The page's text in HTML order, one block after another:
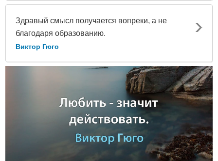
Здравый смысл получается вопреки, а не
благодаря образованию.
Виктор Гюго